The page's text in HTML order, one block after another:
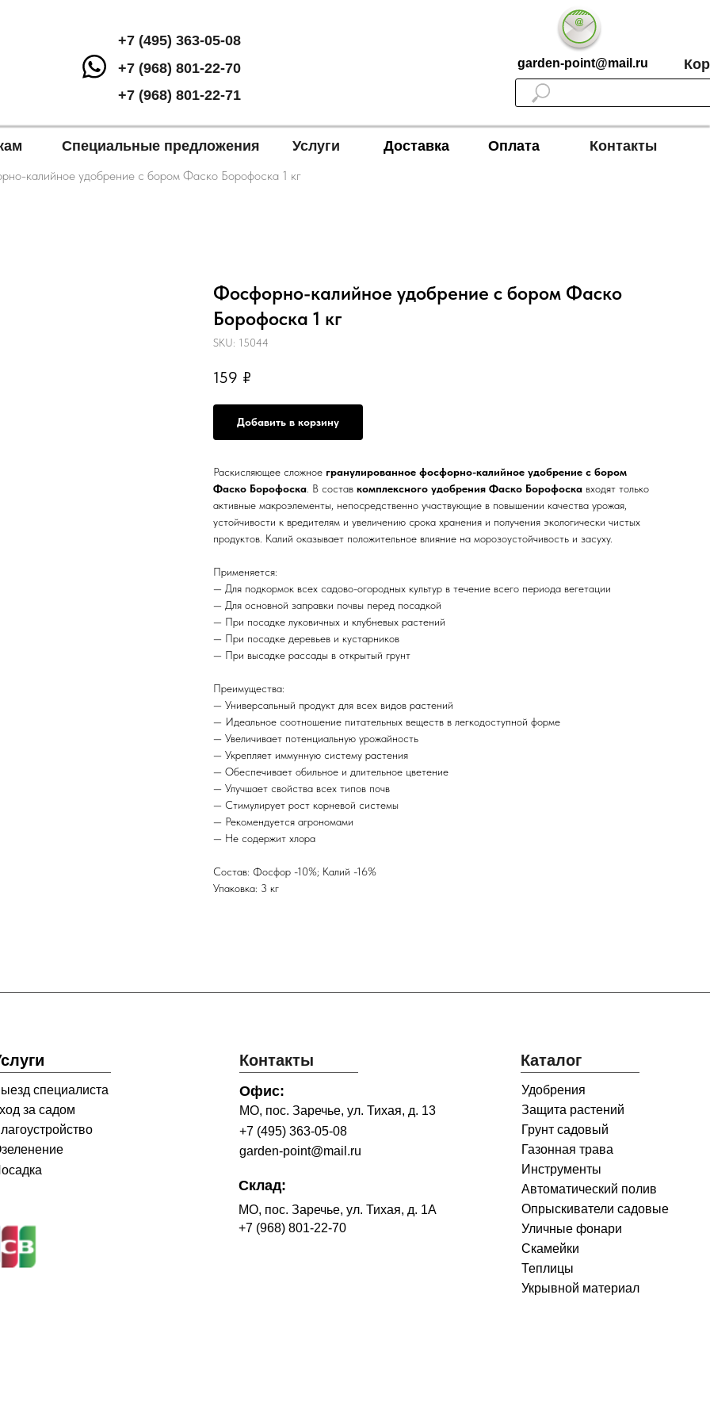
+7 (495) 363-05-08
Специальные предложения Контакты
Доставка
+7 (968) 801-22-71
Услуги
garden-point@mail.ru
+7 (968) 801-22-70
Оплата
калийное удобрение с бором Фаско Борофоска 1 кг
Фосфорно-калийное удобрение с бором Фаско
Борофоска 1 кг
SKU: 15044
159 ₽
Добавить в корзину
Раскисляющее сложное гранулированное фосфорно-калийное удобрение с бором
Фаско Борофоска . В состав комплексного удобрения Фаско Борофоска входят только
активные макроэлементы, непосредственно участвующие в повышении качества урожая,
устойчивости к вредителям и увеличению срока хранения и получения экологически чистых
продуктов. Калий оказывает положительное влияние на морозоустойчивость и засуху.
Применяется:
— Для подкормок всех садово-огородных культур в течение всего периода вегетации
— Для основной заправки почвы перед посадкой
— При посадке луковичных и клубневых растений
— При посадке деревьев и кустарников
— При высадке рассады в открытый грунт
Преимущества:
— Универсальный продукт для всех видов растений
— Идеальное соотношение питательных веществ в легкодоступной форме
— Увеличивает потенциальную урожайность
— Укрепляет иммунную систему растения
— Обеспечивает обильное и длительное цветение
— Улучшает свойства всех типов почв
— Стимулирует рост корневой системы
— Рекомендуется агрономами
— Не содержит хлора
Состав: Фосфор -10%; Калий -16%
Упаковка: 3 кг
Контакты Каталог
garden-point@mail.ru
+7 (495) 363-05-08
МО, пос. Заречье, ул. Тихая, д. 1А
Офис:
МО, пос. Заречье, ул. Тихая, д. 13
+7 (968) 801-22-70
Склад:
специалиста
за садом
Удобрения
Защита растений
Грунт садовый
Газонная трава
Инструменты
Автоматический полив
Опрыскиватели садовые
Уличные фонари
Скамейки
Теплицы
Укрывной материал